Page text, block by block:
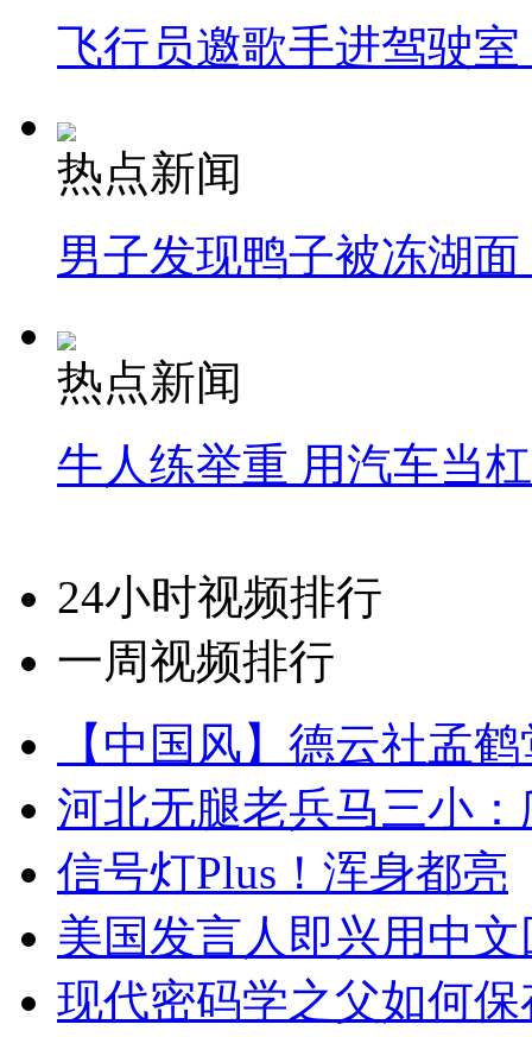
飞行员邀歌手进驾驶
热点新闻
男子发现鸭子被冻湖
热点新闻
牛人练举重 用汽车当
24小时视频排行
一周视频排行
【中国风】德云社孟
河北无腿老兵马三小
信号灯Plus！浑身都亮
美国发言人即兴用中
现代密码学之父如何